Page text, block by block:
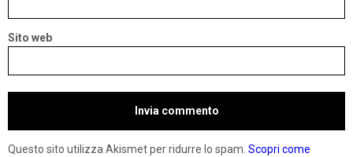
Sito web
Questo sito utilizza Akismet per ridurre lo spam. Scopri come